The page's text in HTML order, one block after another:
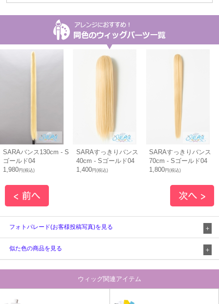
SARAバンス130cm - S
ゴールド04
1,980円(税込)
SARAすっきりバンス
40cm - Sゴールド04
1,400円(税込)
SARAすっきりバンス
70cm - Sゴールド04
1,800円(税込)
フォトパレード(お客様投稿写真)を見る
似た色の商品を見る
ウィッグ関連アイテム